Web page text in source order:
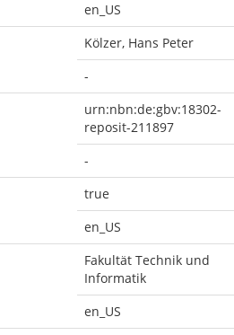
en_US
Kölzer, Hans Peter
-
urn:nbn:de:gbv:18302-
reposit-211897
-
true
en_US
Fakultät Technik und
Informatik
en_US